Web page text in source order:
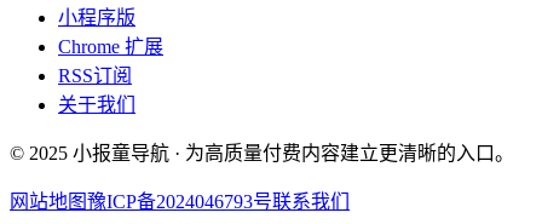
小程序版
Chrome 扩展
RSS订阅
关于我们
© 2025 小报童导航 · 为高质量付费内容建立更清晰的入口。
网站地图豫ICP备2024046793号联系我们